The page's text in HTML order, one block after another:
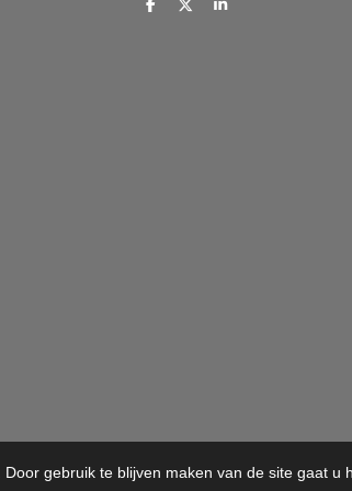
gebruik te blijven maken van de site gaat u
D
D
S